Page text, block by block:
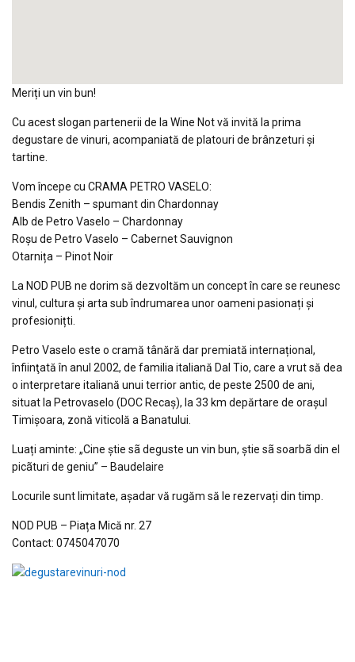
Meriți un vin bun!
Cu acest slogan partenerii de la Wine Not vă invită la prima
degustare de vinuri, acompaniată de platouri de brânzeturi și
tartine.
Vom începe cu CRAMA PETRO VASELO:
Bendis Zenith – spumant din Chardonnay
Alb de Petro Vaselo – Chardonnay
Roșu de Petro Vaselo – Cabernet Sauvignon
Otarnița – Pinot Noir
La NOD PUB ne dorim să dezvoltăm un concept în care se reunesc
vinul, cultura și arta sub îndrumarea unor oameni pasionați și
profesionițti.
Petro Vaselo este o cramă tânără dar premiată internațional,
înfiinţată în anul 2002, de familia italiană Dal Tio, care a vrut să dea
o interpretare italiană unui terrior antic, de peste 2500 de ani,
situat la Petrovaselo (DOC Recaș), la 33 km depărtare de oraşul
Timişoara, zonă viticolă a Banatului.
Luați aminte: „Cine ştie sã deguste un vin bun, ştie sã soarbã din el
picãturi de geniu” – Baudelaire
Locurile sunt limitate, așadar vă rugăm să le rezervați din timp.
NOD PUB – Piața Mică nr. 27
Contact: 0745047070